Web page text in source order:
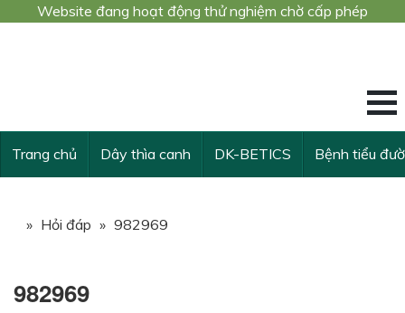
Website đang hoạt động thử nghiệm chờ cấp phép
KẾ THỪA VÀ
Trang chủ Dây thìa canh DK-BETICS Bệnh tiểu
» Hỏi đáp » 982969
982969